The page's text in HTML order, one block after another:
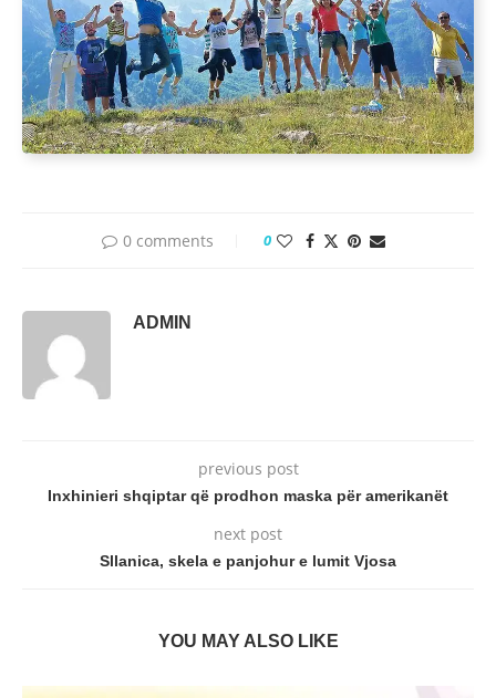
0 comments 0
ADMIN
previous post
Inxhinieri shqiptar që prodhon maska për amerikanët
next post
Sllanica, skela e panjohur e lumit Vjosa
YOU MAY ALSO LIKE